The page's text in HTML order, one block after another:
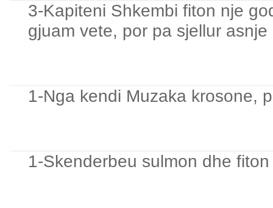
3-Kapiteni Shkembi fiton nje
gjuam vete, por pa sjellur
1-Nga kendi Muzaka krosone,
1-Skenderbeu sulmon dhe